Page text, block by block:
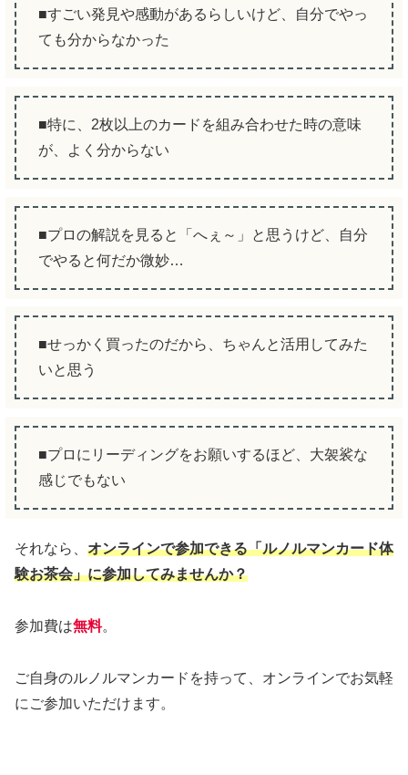
■すごい発見や感動があるらしいけど、自分でやっ
ても分からなかった
■特に、2枚以上のカードを組み合わせた時の意味
が、よく分からない
■プロの解説を見ると「へぇ～」と思うけど、自分
でやると何だか微妙…
■せっかく買ったのだから、ちゃんと活用してみた
いと思う
■プロにリーディングをお願いするほど、大袈裟な
感じでもない
それなら、 オンラインで参加できる「ルノルマンカード体
験お茶会」に参加してみませんか？
参加費は無料。
ご自身のルノルマンカードを持って、オンラインでお気軽
にご参加いただけます。